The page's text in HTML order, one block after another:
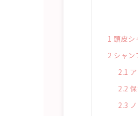
1 頭皮シ
2 シャン
2.1
2.2
2.3